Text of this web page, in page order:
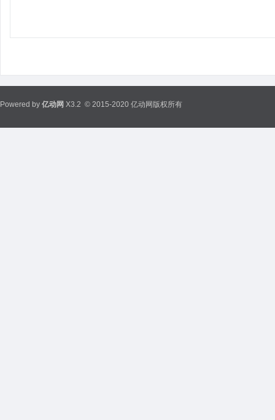
Powered by 亿动网 X3.2 © 2015-2020 亿动网版权所有